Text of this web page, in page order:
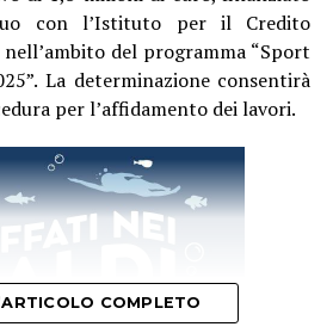
dal nostro staff e dalla nostra
Ing. Riccardo Palumbo –
cronaca locale ci riserva spesso
abbiamo il dovere e
l’altra faccia di Aprilia: quella
bellezza e grandi vittorie.
di cosa sono capaci i nostri
sostenuti con competenza e
con l’Istituto per il Credito
del programma “Sport
La determinazione consentirà
per l’affidamento dei lavori.
COMPLETO